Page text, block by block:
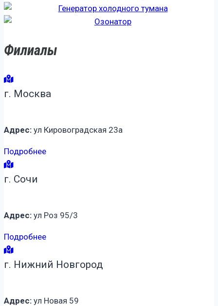
Филиалы
г. Москва
Адрес: ул Кировоградская 23а
Подробнее
г. Сочи
Адрес: ул Роз 95/3
Подробнее
г. Нижний Новгород
Адрес: ул Новая 59